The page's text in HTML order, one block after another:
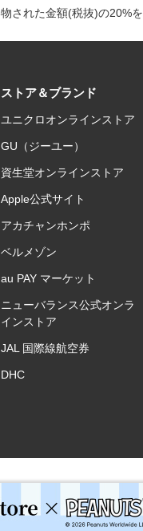
された金額(税抜)の20%
ストア＆ブランド
ユニクロオンラインストア
GU（ジーユー）
資生堂オンラインストア
Apple公式サイト
アカチャンホンポ
ベルメゾン
au PAY マーケット
ニューバランス公式オンラ
インストア
JAL 国際線航空券
DHC